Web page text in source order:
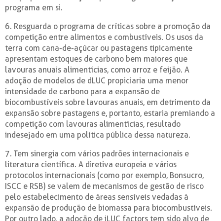
programa em si.
6. Resguarda o programa de críticas sobre a promoção da
competição entre alimentos e combustíveis. Os usos da
terra com cana-de-açúcar ou pastagens tipicamente
apresentam estoques de carbono bem maiores que
lavouras anuais alimentícias, como arroz e feijão. A
adoção de modelos de dLUC propiciaria uma menor
intensidade de carbono para a expansão de
biocombustíveis sobre lavouras anuais, em detrimento da
expansão sobre pastagens e, portanto, estaria premiando a
competição com lavouras alimentícias, resultado
indesejado em uma política pública dessa natureza.
7. Tem sinergia com vários padrões internacionais e
literatura científica. A diretiva europeia e vários
protocolos internacionais (como por exemplo, Bonsucro,
ISCC e RSB) se valem de mecanismos de gestão de risco
pelo estabelecimento de áreas sensíveis vedadas à
expansão de produção de biomassa para biocombustíveis.
Por outro lado, a adoção de iLUC factors tem sido alvo de